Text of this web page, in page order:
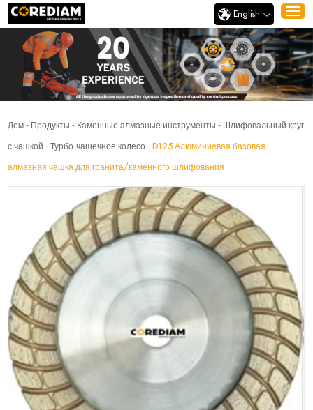
English
Дом - Продукты - Каменные алмазные инструменты - Шлифовальный круг
с чашкой -Турбо-чашечное колесо - D125 Алюминиевая базовая
алмазная чашка для гранита/каменного шлифования